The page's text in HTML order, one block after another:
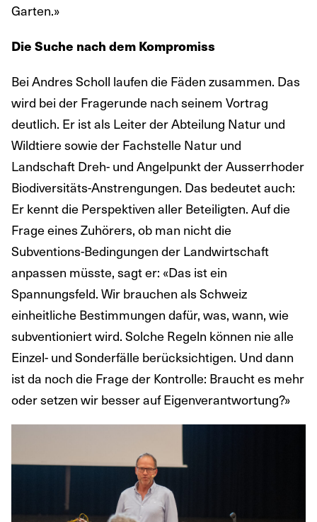
Garten.»
Die Suche nach dem Kompromiss
Bei Andres Scholl laufen die Fäden zusammen. Das
wird bei der Fragerunde nach seinem Vortrag
deutlich. Er ist als Leiter der Abteilung Natur und
Wildtiere sowie der Fachstelle Natur und
Landschaft Dreh- und Angelpunkt der Ausserrhoder
Biodiversitäts-Anstrengungen. Das bedeutet auch:
Er kennt die Perspektiven aller Beteiligten. Auf die
Frage eines Zuhörers, ob man nicht die
Subventions-Bedingungen der Landwirtschaft
anpassen müsste, sagt er: «Das ist ein
Spannungsfeld. Wir brauchen als Schweiz
einheitliche Bestimmungen dafür, was, wann, wie
subventioniert wird. Solche Regeln können nie alle
Einzel- und Sonderfälle berücksichtigen. Und dann
ist da noch die Frage der Kontrolle: Braucht es mehr
oder setzen wir besser auf Eigenverantwortung?»